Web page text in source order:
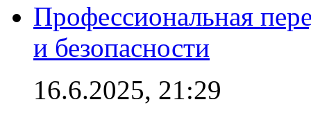
Профессиональная
и безопасности
16.6.2025, 21:29